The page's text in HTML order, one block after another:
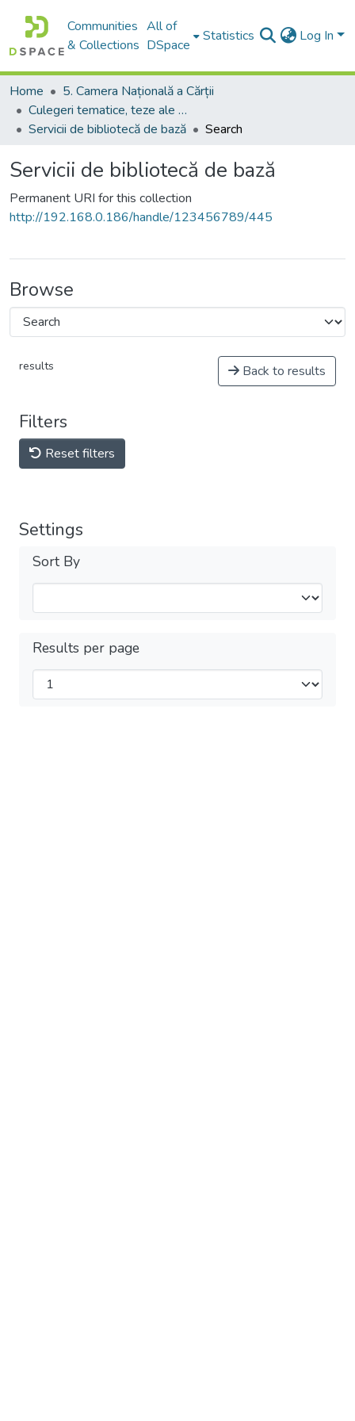
Communities
& Collections
All of
DSpace
Statistics Log In
Home
5. Camera Națională a Cărții
Culegeri tematice, teze ale conferințelor. Colocvii
Servicii de bibliotecă de bază
Search
Servicii de bibliotecă de bază
Permanent URI for this collection
http://192.168.0.186/handle/123456789/445
Browse
results Back to results
Filters
Reset filters
Settings
Sort By
Results per page